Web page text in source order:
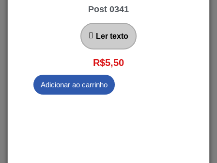
Post 0341
Ler texto
R$5,50
Adicionar ao carrinho